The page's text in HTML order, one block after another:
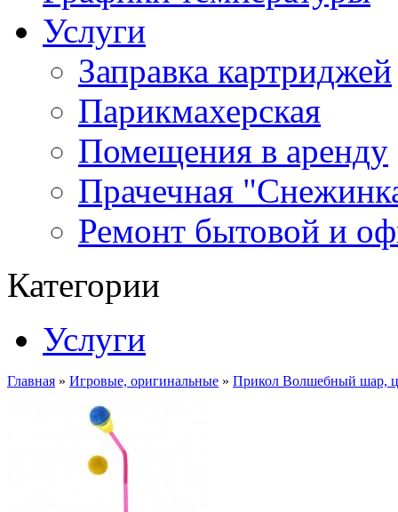
Услуги
Заправка картриджей
Парикмахерская
Помещения в аренду
Прачечная
Ремонт бытовой и
Категории
Услуги
Главная » Игровые, оригинальные » Прикол Волшебный шар,